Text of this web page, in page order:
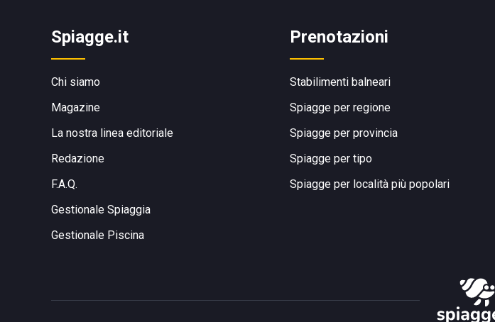
Spiagge.it
Chi siamo
Magazine
La nostra linea editoriale
Redazione
F.A.Q.
Gestionale Spiaggia
Gestionale Piscina
Prenotazioni
Stabilimenti balneari
Spiagge per regione
Spiagge per provincia
Spiagge per tipo
Spiagge per località più popolari